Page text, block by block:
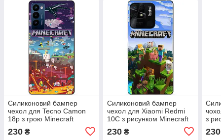
Силиконовий бампер
чехол для Tecno Camon
18p з грою Minecraft
230 ₴
Силиконовий бампер
чехол для Xiaomi Redmi
10C з рисунком Minecraft
230₴
з
230